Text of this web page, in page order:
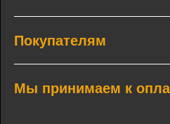
Покупателям
Мы принимаем к